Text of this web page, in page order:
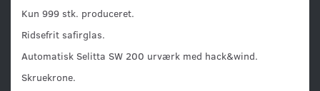
Kun 999 stk. produceret.
Ridsefrit safirglas.
Automatisk Selitta SW 200 urværk med hack&wind.
Skruekrone.